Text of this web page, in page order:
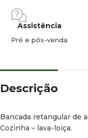
Escoamento
tampão (19-25 mm)
Dometic 9722R
Assistência
Pré e pós-venda
Descrição
Bancada retangular de
Cozinha – lava-loiça.